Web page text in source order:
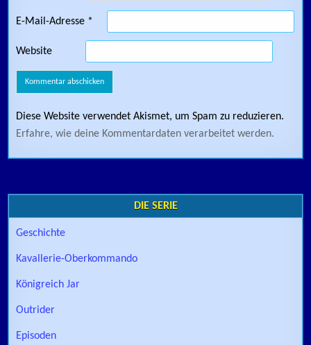
E-Mail-Adresse *
Website
Diese Website verwendet Akismet, um Spam zu reduzieren.
Erfahre, wie deine Kommentardaten verarbeitet werden.
DIE SERIE
Geschichte
Kavallerie-Oberkommando
Königreich Jar
Outrider
Episoden